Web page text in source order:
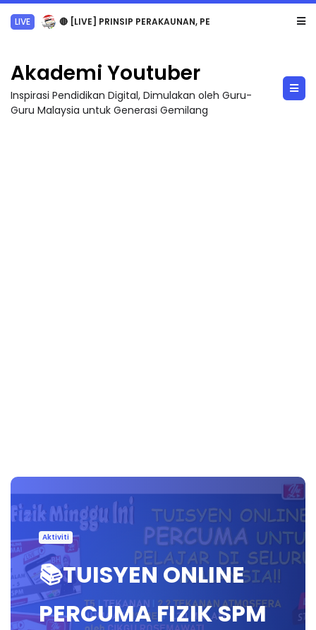
TRANSFORMASI DIGITAL GURU SIRI 7 : PAHLAWAN DIGITAL PENYELAMAT DUNIA
Akademi Youtuber
Inspirasi Pendidikan Digital, Dimulakan oleh Guru-
Guru Malaysia untuk Generasi Gemilang
Aktiviti
📚TUISYEN ONLINE
PERCUMA FIZIK SPM